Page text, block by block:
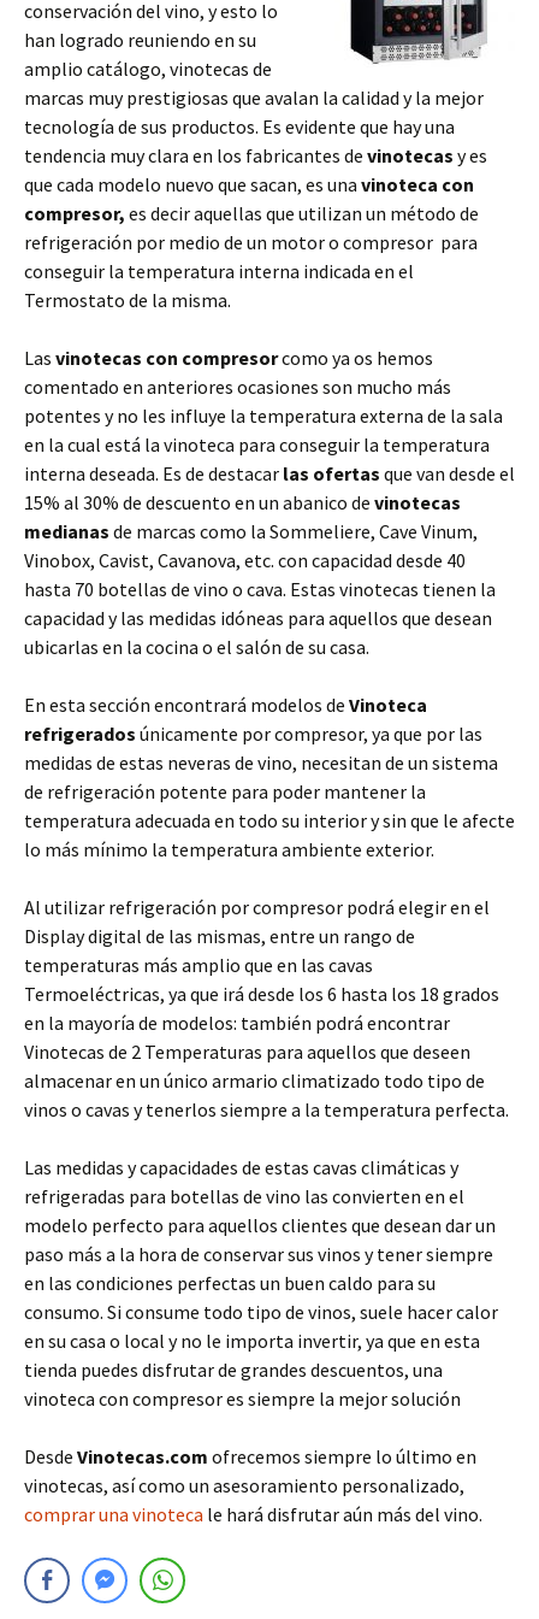
conservación del vino, y esto lo
han logrado reuniendo en su
amplio catálogo, vinotecas de
marcas muy prestigiosas que avalan la calidad y la mejor
tecnología de sus productos. Es evidente que hay una
tendencia muy clara en los fabricantes de vinotecas y es
que cada modelo nuevo que sacan, es una vinoteca con
compresor, es decir aquellas que utilizan un método de
refrigeración por medio de un motor o compresor para
conseguir la temperatura interna indicada en el
Termostato de la misma.
Las vinotecas con compresorcomo ya os hemos
comentado en anteriores ocasiones son mucho más
potentes y no les influye la temperatura externa de la sala
en la cual está la vinoteca para conseguir la temperatura
interna deseada. Es de destacar las ofertas que van desde el
15% al 30% de descuento en un abanico de vinotecas
medianas de marcas como la Sommeliere, Cave Vinum,
Vinobox, Cavist, Cavanova, etc. con capacidad desde 40
hasta 70 botellas de vino o cava. Estas vinotecas tienen la
capacidad y las medidas idóneas para aquellos que desean
ubicarlas en la cocina o el salón de su casa.
En esta sección encontrará modelos de Vinoteca
refrigerados únicamente por compresor, ya que por las
medidas de estas neveras de vino, necesitan de un sistema
de refrigeración potente para poder mantener la
temperatura adecuada en todo su interior y sin que le afecte
lo más mínimo la temperatura ambiente exterior.
Al utilizar refrigeración por compresor podrá elegir en el
Display digital de las mismas, entre un rango de
temperaturas más amplio que en las cavas
Termoeléctricas, ya que irá desde los 6 hasta los 18 grados
en la mayoría de modelos: también podrá encontrar
Vinotecas de 2 Temperaturas para aquellos que deseen
almacenar en un único armario climatizado todo tipo de
vinos o cavas y tenerlos siempre a la temperatura perfecta.
Las medidas y capacidades de estas cavas climáticas y
refrigeradas para botellas de vino las convierten en el
modelo perfecto para aquellos clientes que desean dar un
paso más a la hora de conservar sus vinos y tener siempre
en las condiciones perfectas un buen caldo para su
consumo. Si consume todo tipo de vinos, suele hacer calor
en su casa o local y no le importa invertir, ya que en esta
tienda puedes disfrutar de grandes descuentos, una
vinoteca con compresor es siempre la mejor solución
Desde Vinotecas.com ofrecemos siempre lo último en
vinotecas, así como un asesoramiento personalizado,
comprar una vinoteca le hará disfrutar aún más del vino.